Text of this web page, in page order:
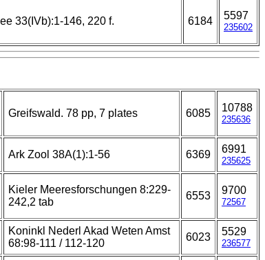
33(IVb):1-146, 220 f. 6184 5597
235602
Greifswald. 78 pp, 7 plates 6085 10788
235636
Ark Zool 38A(1):1-56 6369 6991
235625
Kieler Meeresforschungen 8:229-
242,2 tab
6553 9700
72567
Koninkl Nederl Akad Weten Amst
68:98-111 / 112-120
6023 5529
236577